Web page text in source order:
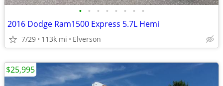
• • • • • • • •
2016 Dodge Ram1500 Express 5.7L Hemi
7/29 113k mi Elverson
$25,995